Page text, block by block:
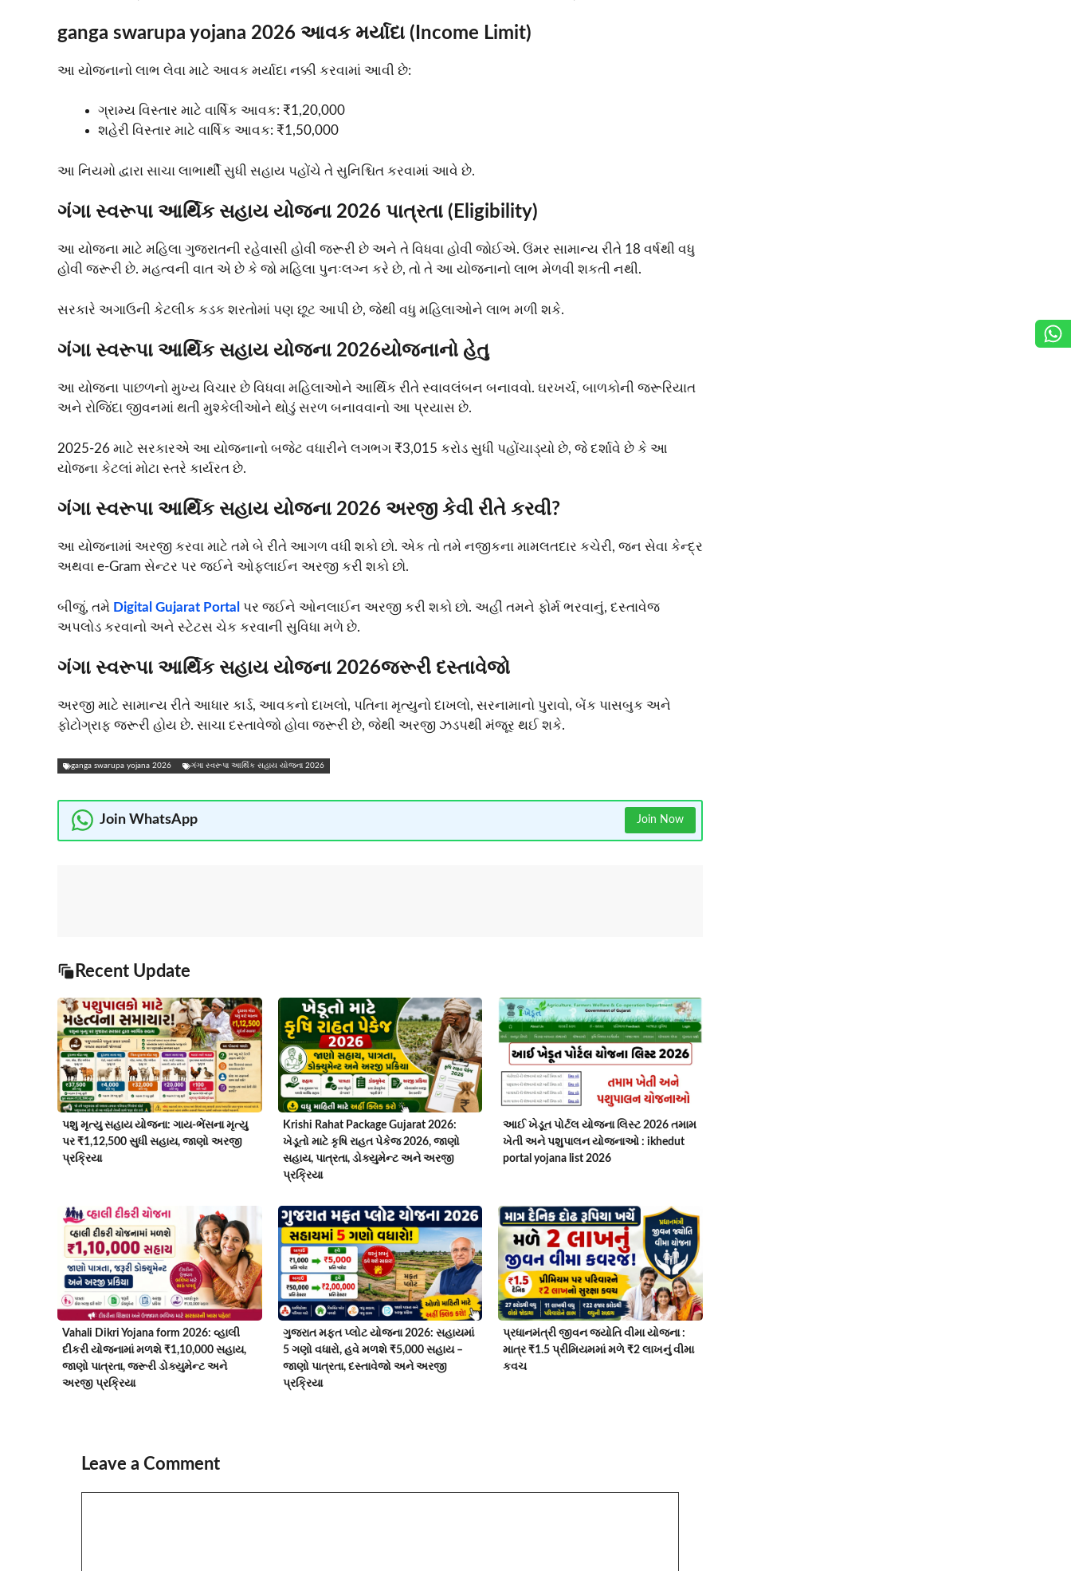
ganga swarupa yojana 2026 આવક મર્યાદા (Income Limit)
આ યોજનાનો લાભ લેવા માટે આવક મર્યાદા નક્કી કરવામાં આવી છે:
ગ્રામ્ય વિસ્તાર માટે વાર્ષિક આવક: ₹1,20,000
શહેરી વિસ્તાર માટે વાર્ષિક આવક: ₹1,50,000
આ નિયમો દ્વારા સાચા લાભાર્થી સુધી સહાય પહોંચે તે સુનિશ્ચિત કરવામાં આવે છે.
ગંગા સ્વરૂપા આર્થિક સહાય યોજના 2026 પાત્રતા (Eligibility)
આ યોજના માટે મહિલા ગુજરાતની રહેવાસી હોવી જરૂરી છે અને તે વિધવા હોવી જોઈએ. ઉંમર સામાન્ય રીતે 18 વર્ષથી વધુ
હોવી જરૂરી છે. મહત્વની વાત એ છે કે જો મહિલા પુનઃલગ્ન કરે છે, તો તે આ યોજનાનો લાભ મેળવી શકતી નથી.
સરકારે અગાઉની કેટલીક કડક શરતોમાં પણ છૂટ આપી છે, જેથી વધુ મહિલાઓને લાભ મળી શકે.
ગંગા સ્વરૂપા આર્થિક સહાય યોજના 2026યોજનાનો હેતુ
આ યોજના પાછળનો મુખ્ય વિચાર છે વિધવા મહિલાઓને આર્થિક રીતે સ્વાવલંબન બનાવવો. ઘરખર્ચ, બાળકોની જરૂરિયાત
અને રોજિંદા જીવનમાં થતી મુશ્કેલીઓને થોડું સરળ બનાવવાનો આ પ્રયાસ છે.
2025-26 માટે સરકારએ આ યોજનાનો બજેટ વધારીને લગભગ ₹3,015 કરોડ સુધી પહોંચાડ્યો છે, જે દર્શાવે છે કે આ
યોજના કેટલાં મોટા સ્તરે કાર્યરત છે.
ગંગા સ્વરૂપા આર્થિક સહાય યોજના 2026 અરજી કેવી રીતે કરવી?
આ યોજનામાં અરજી કરવા માટે તમે બે રીતે આગળ વધી શકો છો. એક તો તમે નજીકના મામલતદાર કચેરી, જન સેવા કેન્દ્ર
અથવા e-Gram સેન્ટર પર જઈને ઓફલાઈન અરજી કરી શકો છો.
બીજું, તમે Digital Gujarat Portal પર જઈને ઓનલાઈન અરજી કરી શકો છો. અહીં તમને ફોર્મ ભરવાનું, દસ્તાવેજ
અપલોડ કરવાનો અને સ્ટેટસ ચેક કરવાની સુવિધા મળે છે.
ગંગા સ્વરૂપા આર્થિક સહાય યોજના 2026જરૂરી દસ્તાવેજો
અરજી માટે સામાન્ય રીતે આધાર કાર્ડ, આવકનો દાખલો, પતિના મૃત્યુનો દાખલો, સરનામાનો પુરાવો, બેંક પાસબુક અને
ફોટોગ્રાફ જરૂરી હોય છે. સાચા દસ્તાવેજો હોવા જરૂરી છે, જેથી અરજી ઝડપથી મંજૂર થઈ શકે.
ganga swarupa yojana 2026 ગંગા સ્વરૂપા આર્થિક સહાય યોજના 2026
Join WhatsApp Join Now
Recent Update
પશુ મૃત્યુ સહાય યોજના: ગાય-ભેંસના મૃત્યુ
પર ₹1,12,500 સુધી સહાય, જાણો અરજી
પ્રક્રિયા
Krishi Rahat Package Gujarat 2026:
ખેડૂતો માટે કૃષિ રાહત પેકેજ 2026, જાણો
સહાય, પાત્રતા, ડોક્યુમેન્ટ અને અરજી
પ્રક્રિયા
આઈ ખેડૂત પોર્ટલ યોજના લિસ્ટ 2026 તમામ
ખેતી અને પશુપાલન યોજનાઓ : ikhedut
portal yojana list 2026
Vahali Dikri Yojana form 2026: વ્હાલી
દીકરી યોજનામાં મળશે ₹1,10,000 સહાય,
જાણો પાત્રતા, જરૂરી ડોક્યુમેન્ટ અને
અરજી પ્રક્રિયા
ગુજરાત મફત પ્લોટ યોજના 2026: સહાયમાં
5 ગણો વધારો, હવે મળશે ₹5,000 સહાય –
જાણો પાત્રતા, દસ્તાવેજો અને અરજી
પ્રક્રિયા
પ્રધાનમંત્રી જીવન જ્યોતિ વીમા યોજના :
માત્ર ₹1.5 પ્રીમિયમમાં મળે ₹2 લાખનું વીમા
કવચ
Leave a Comment